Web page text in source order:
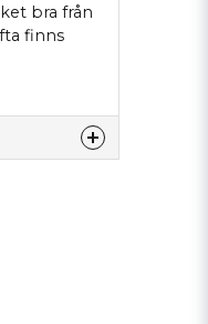
bra från
finns